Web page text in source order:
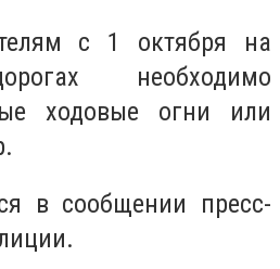
с 1 октября на
необходимо
ходовые огни или
в сообщении пресс-